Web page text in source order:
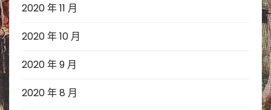
2020 年 11 月
2020 年 10 月
2020 年 9 月
2020 年 8 月